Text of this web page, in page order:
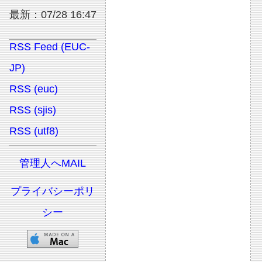
最新：07/28 16:47
RSS Feed (EUC-
JP)
RSS (euc)
RSS (sjis)
RSS (utf8)
管理人へMAIL
プライバシーポリ
シー